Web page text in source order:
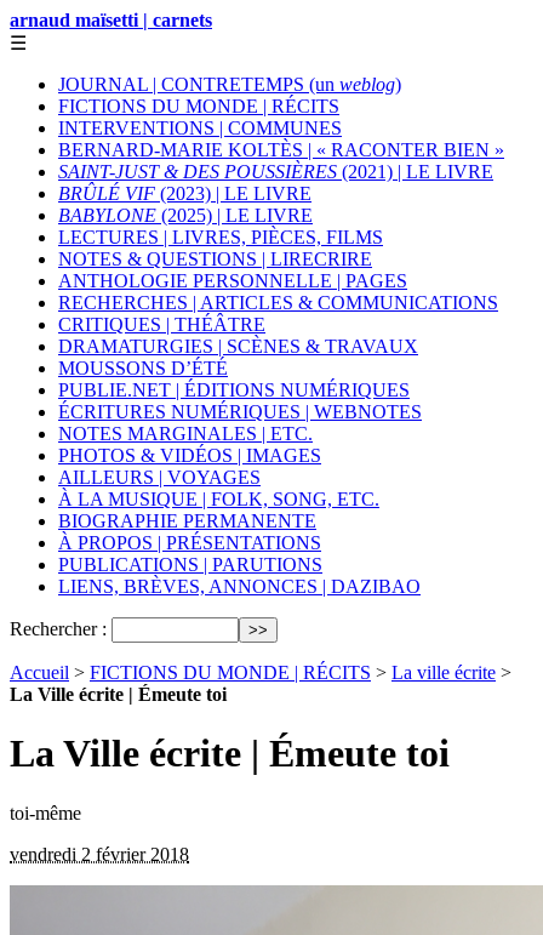
arnaud maïsetti | carnets
☰
JOURNAL | CONTRETEMPS (un weblog)
FICTIONS DU MONDE | RÉCITS
INTERVENTIONS | COMMUNES
BERNARD-MARIE KOLTÈS | « RACONTER BIEN »
SAINT-JUST & DES POUSSIÈRES (2021) | LE LIVRE
BRÛLÉ VIF (2023) | LE LIVRE
BABYLONE (2025) | LE LIVRE
LECTURES | LIVRES, PIÈCES, FILMS
NOTES & QUESTIONS | LIRECRIRE
ANTHOLOGIE PERSONNELLE | PAGES
RECHERCHES | ARTICLES & COMMUNICATIONS
CRITIQUES | THÉÂTRE
DRAMATURGIES | SCÈNES & TRAVAUX
MOUSSONS D’ÉTÉ
PUBLIE.NET | ÉDITIONS NUMÉRIQUES
ÉCRITURES NUMÉRIQUES | WEBNOTES
NOTES MARGINALES | ETC.
PHOTOS & VIDÉOS | IMAGES
AILLEURS | VOYAGES
À LA MUSIQUE | FOLK, SONG, ETC.
BIOGRAPHIE PERMANENTE
À PROPOS | PRÉSENTATIONS
PUBLICATIONS | PARUTIONS
LIENS, BRÈVES, ANNONCES | DAZIBAO
Rechercher :
Accueil > FICTIONS DU MONDE | RÉCITS > La ville écrite >
La Ville écrite | Émeute toi
La Ville écrite | Émeute toi
toi-même
vendredi 2 février 2018